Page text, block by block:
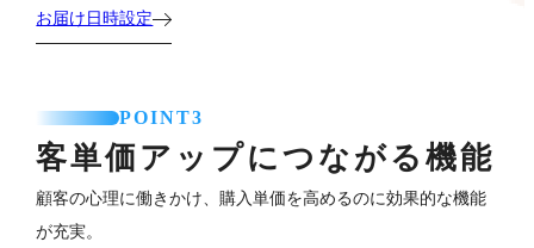
お届け日時設定
POINT3
客単価アップにつながる機能
顧客の心理に働きかけ、購入単価を高めるのに効果的な機能
が充実。